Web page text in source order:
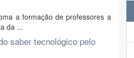
a formação de professores a
da ...
saber tecnológico pelo